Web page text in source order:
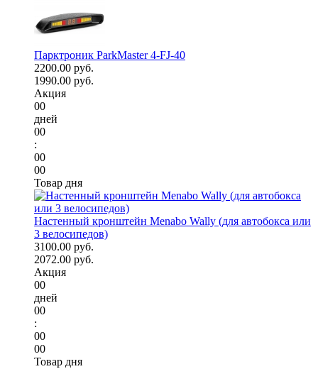
Парктроник ParkMaster 4-FJ-40
2200.00 руб.
1990.00 руб.
Акция
00
дней
00
:
00
00
Товар дня
Настенный кронштейн Menabo Wally (для автобокса или
3 велосипедов)
3100.00 руб.
2072.00 руб.
Акция
00
дней
00
:
00
00
Товар дня